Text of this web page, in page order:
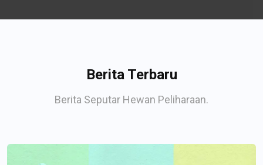
Berita Terbaru
Berita Seputar Hewan Peliharaan.